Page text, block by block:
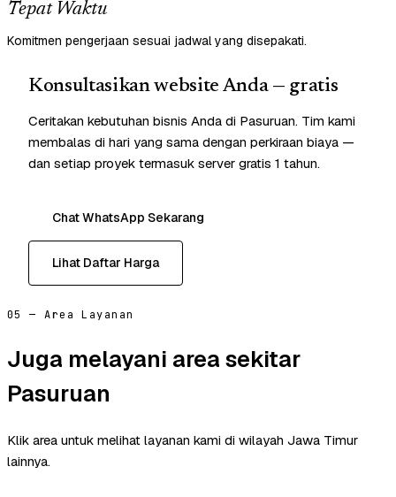
Tepat Waktu
Komitmen pengerjaan sesuai jadwal yang disepakati.
Konsultasikan website Anda — gratis
Ceritakan kebutuhan bisnis Anda di Pasuruan. Tim kami
membalas di hari yang sama dengan perkiraan biaya —
dan setiap proyek termasuk server gratis 1 tahun.
Chat WhatsApp Sekarang
Lihat Daftar Harga
05 — Area Layanan
Juga melayani area sekitar
Pasuruan
Klik area untuk melihat layanan kami di wilayah Jawa Timur
lainnya.